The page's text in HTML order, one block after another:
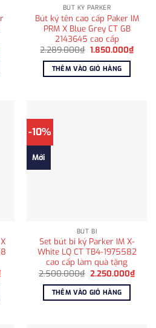
BÚT KÝ PARKER
Bút ký tên cao cấp Paker IM
PRM X Blue Grey CT GB
2143645 cao cấp
2.289.000₫ Giá
là:
2.289.000₫.
1.850.000₫Giá
hiện
THÊM VÀO GIỎ HÀNG
Giá
hiện
1.850.000₫.
-10%
Mới
BÚT BI
Set bút bi ký Parker IM X-
White LQ CT TB4-1975582
cao cấp làm quà tặng
2.500.000₫ Giá
là:
2.500.000₫.
2.250.000₫Giá
hiện
THÊM VÀO GIỎ HÀNG